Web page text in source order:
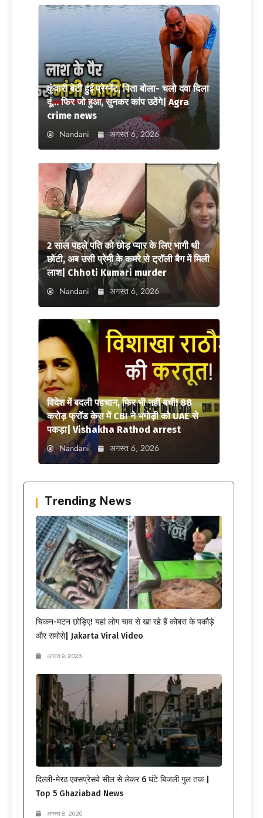
कुंवारी बेटी हुई प्रेग्नेंट, पिता बोला- चलो दवा दिला
दूं… फिर जो हुआ, सुनकर कांप उठेंगे| Agra
crime news
Nandani अगस्त 6, 2026
2 साल पहले पति को छोड़ प्यार के लिए भागी थी
छोटी, अब उसी प्रेमी के कमरे से ट्रॉली बैग में मिली
लाश| Chhoti Kumari murder
Nandani अगस्त 6, 2026
विदेश में बदली पहचान, फिर भी नहीं बची! 88
करोड़ फ्रॉड केस में CBI ने भगोड़ी को UAE से
पकड़ा| Vishakha Rathod arrest
Nandani अगस्त 6, 2026
Trending News
चिकन-मटन छोड़िए! यहां लोग चाव से खा रहे हैं कोबरा के पकौड़े
और समोसे| Jakarta Viral Video
अगस्त 9, 2026
दिल्ली-मेरठ एक्सप्रेसवे सील से लेकर 6 घंटे बिजली गुल तक |
Top 5 Ghaziabad News
अगस्त 8, 2026